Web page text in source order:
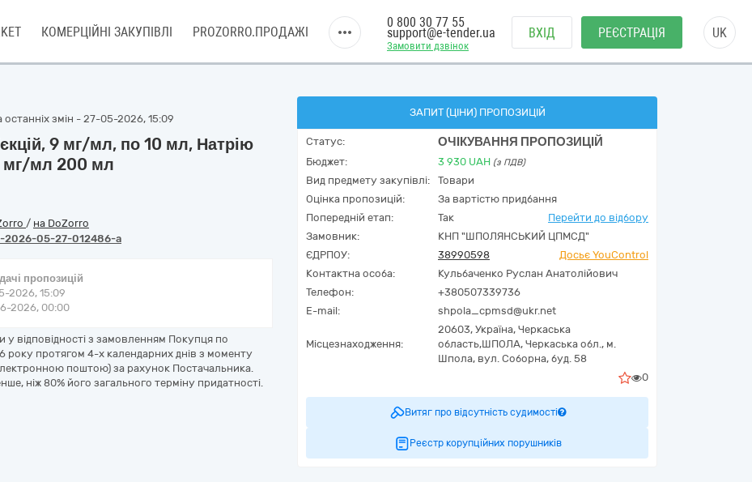
КОМЕРЦІЙНІ ЗАКУПІВЛІ PROZORRO.ПРОДАЖІ
Замовити дзвінок
0 800 30 77 55
support@e-tender.ua ВХІД РЕЄСТРАЦІЯ UK
змін - 27-05-2026, 15:09
9 мг/мл, по 10 мл, Натрію
мг/мл 200 мл
/ на DoZorro
2026-05-27-012486-a
пропозицій
2026, 15:09
2026, 00:00
відповідності з замовленням Покупця по
року протягом 4-х календарних днів з моменту
поштою) за рахунок Постачальника.
ніж 80% його загального терміну придатності.
ЗАПИТ (ЦІНИ) ПРОПОЗИЦІЙ
Статус: ОЧІКУВАННЯ ПРОПОЗИЦІЙ
Бюджет: 3 930 UAH (з ПДВ)
Вид предмету закупівлі:
Товари
Оцінка пропозицій:
За вартістю придбання
Попередній етап:
Так
Перейти до відбору
Замовник:
КНП "ШПОЛЯНСЬКИЙ ЦПМСД"
ЄДРПОУ:
38990598
Досьє YouControl
Контактна особа:
Кульбаченко Руслан Анатолійович
Телефон:
+380507339736
E-mail:
shpola_cpmsd@ukr.net
Місцезнаходження:
20603, Україна, Черкаська
область,ШПОЛА, Черкаська обл., м.
Шпола, вул. Соборна, буд. 58
0
Витяг про відсутність судимості
Реєстр корупційних порушників